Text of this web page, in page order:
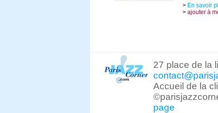
> En savoir
> ajouter à
27 place de la
Accueil de la
page